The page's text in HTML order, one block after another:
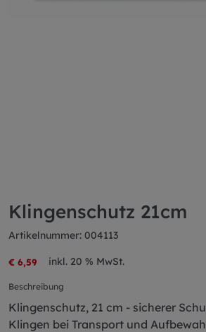
Klingenschutz 21cm
Artikelnummer: 004113
€ 6,59 inkl. 20 % MwSt.
Beschreibung
Klingenschutz, 21 cm - sicherer
Klingen bei Transport und